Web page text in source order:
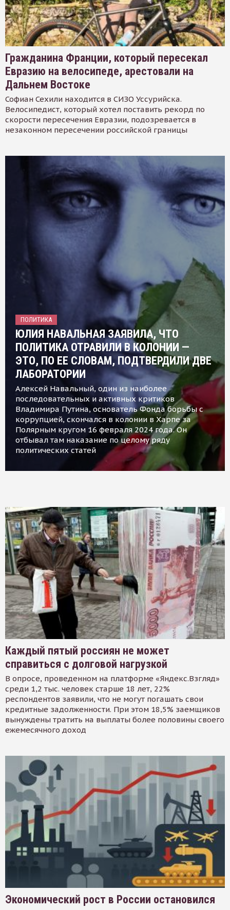
Гражданина Франции, который пересекал
Евразию на велосипеде, арестовали на
Дальнем Востоке
Софиан Сехили находится в СИЗО Уссурийска.
Велосипедист, который хотел поставить рекорд по
скорости пересечения Евразии, подозревается в
незаконном пересечении российской границы
ПОЛИТИКА
ЮЛИЯ НАВАЛЬНАЯ ЗАЯВИЛА, ЧТО
ПОЛИТИКА ОТРАВИЛИ В КОЛОНИИ —
ЭТО, ПО ЕЕ СЛОВАМ, ПОДТВЕРДИЛИ ДВЕ
ЛАБОРАТОРИИ
Алексей Навальный, один из наиболее
последовательных и активных критиков
Владимира Путина, основатель Фонда борьбы с
коррупцией, скончался в колонии в Харпе за
Полярным кругом 16 февраля 2024 года. Он
отбывал там наказание по целому ряду
политических статей
Каждый пятый россиян не может
справиться с долговой нагрузкой
В опросе, проведенном на платформе «Яндекс.Взгляд»
среди 1,2 тыс. человек старше 18 лет, 22%
респондентов заявили, что не могут погашать свои
кредитные задолженности. При этом 18,5% заемщиков
вынуждены тратить на выплаты более половины своего
ежемесячного доход
Экономический рост в России остановился